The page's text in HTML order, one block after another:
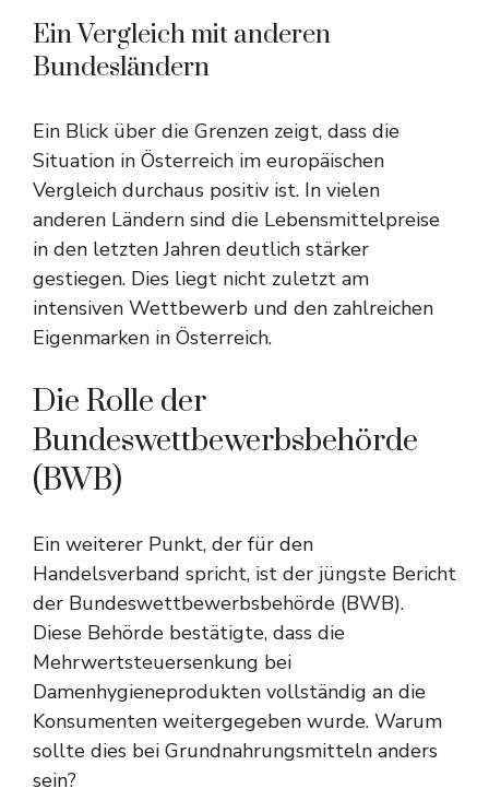
Ein Vergleich mit anderen
Bundesländern
Ein Blick über die Grenzen zeigt, dass die
Situation in Österreich im europäischen
Vergleich durchaus positiv ist. In vielen
anderen Ländern sind die Lebensmittelpreise
in den letzten Jahren deutlich stärker
gestiegen. Dies liegt nicht zuletzt am
intensiven Wettbewerb und den zahlreichen
Eigenmarken in Österreich.
Die Rolle der
Bundeswettbewerbsbehörde
(BWB)
Ein weiterer Punkt, der für den
Handelsverband spricht, ist der jüngste Bericht
der Bundeswettbewerbsbehörde (BWB).
Diese Behörde bestätigte, dass die
Mehrwertsteuersenkung bei
Damenhygieneprodukten vollständig an die
Konsumenten weitergegeben wurde. Warum
sollte dies bei Grundnahrungsmitteln anders
sein?